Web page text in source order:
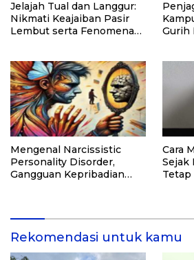
Jelajah Tual dan Langgur:
Nikmati Keajaiban Pasir
Lembut serta Fenomena
Gurih
Mengenal Narcissistic
Personality Disorder,
Gangguan Kepribadian
Cara
Sejak
Tetap
Rekomendasi untuk kamu